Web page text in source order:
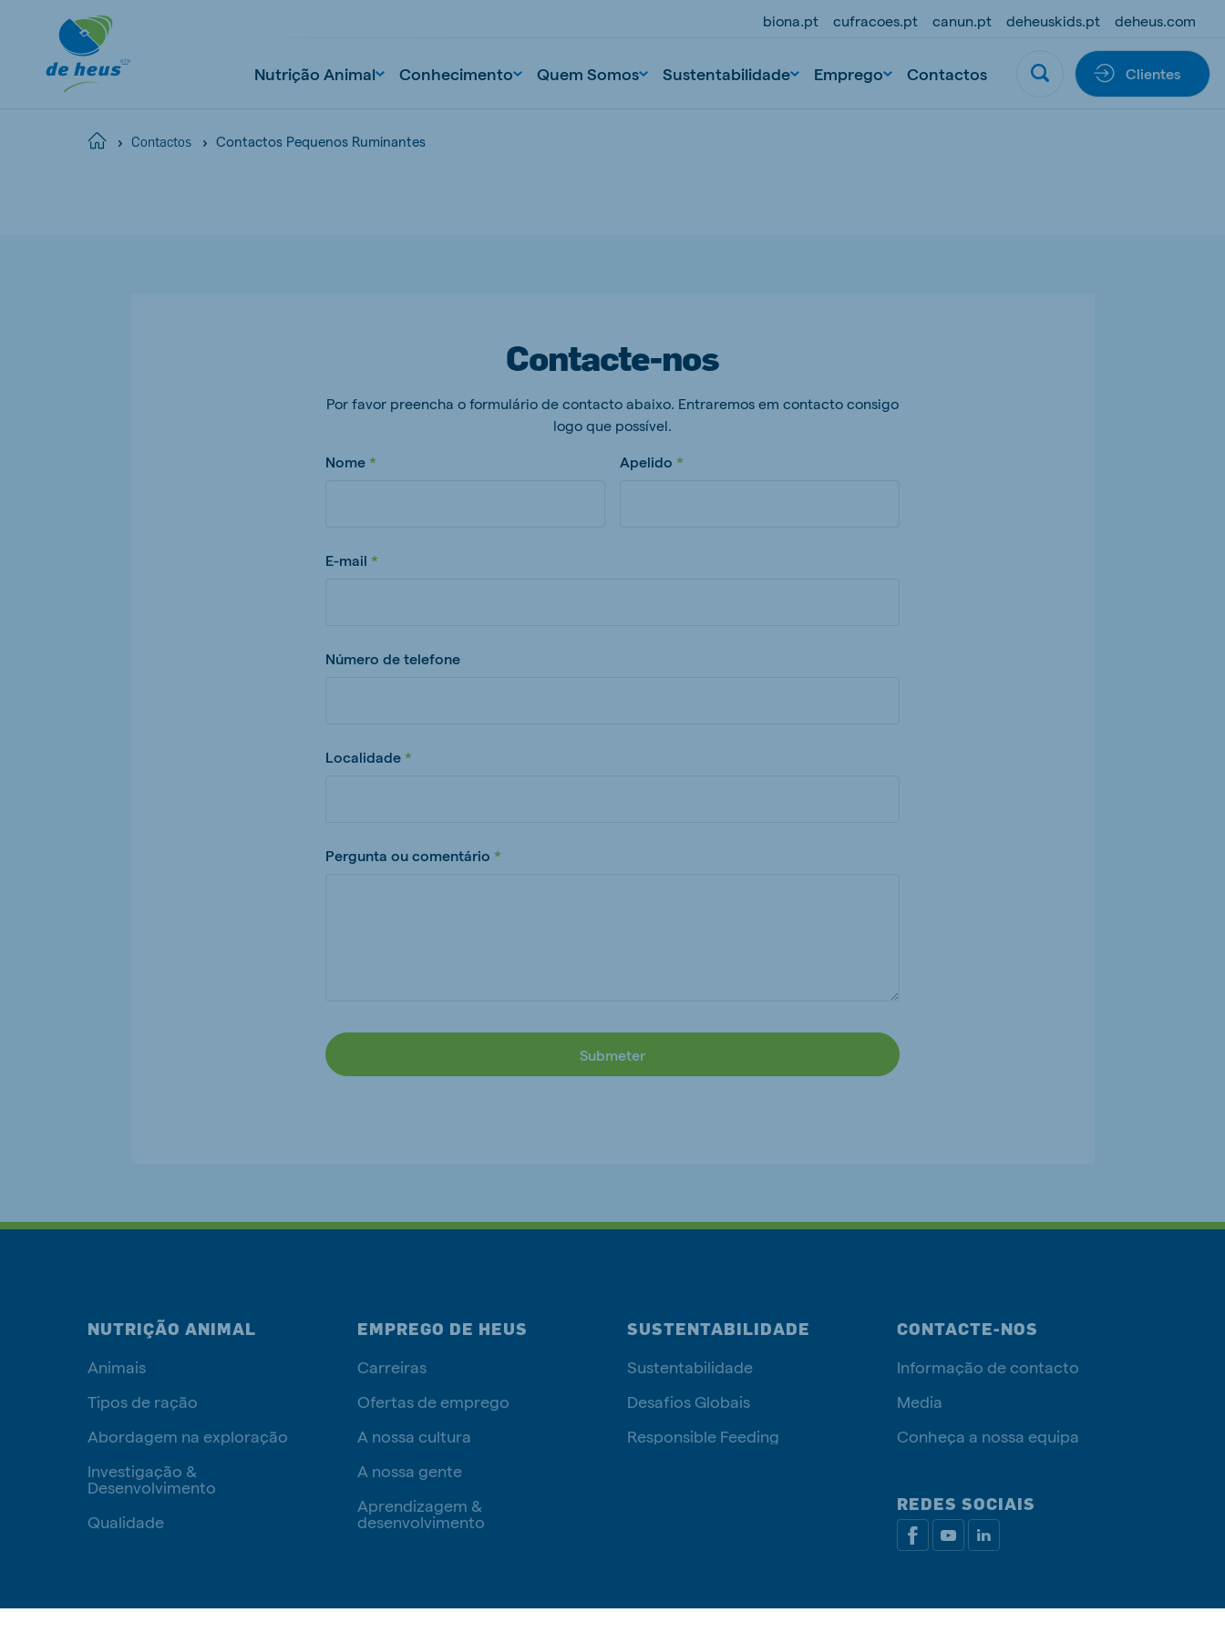
biona.pt cufracoes.pt canun.pt deheuskids.pt deheus.com
Nutrição Animal Conhecimento Quem Somos Sustentabilidade Emprego Contactos Clientes
Home Contactos Contactos Pequenos Ruminantes
Contacte-nos
Por favor preencha o formulário de contacto abaixo. Entraremos em contacto consigo
logo que possível.
Nome Apelido
E-mail
Número de telefone
Localidade
Pergunta ou comentário
Submeter
NUTRIÇÃO ANIMAL
Animais
Tipos de ração
Abordagem na exploração
Investigação &
Desenvolvimento
Qualidade
EMPREGO DE HEUS
Carreiras
Ofertas de emprego
A nossa cultura
A nossa gente
Aprendizagem &
desenvolvimento
SUSTENTABILIDADE
Sustentabilidade
Desafios Globais
Responsible Feeding
CONTACTE-NOS
Informação de contacto
Media
Conheça a nossa equipa
REDES SOCIAIS